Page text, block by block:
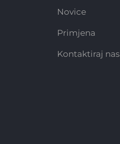
Novice
Primjena
Kontaktiraj nas